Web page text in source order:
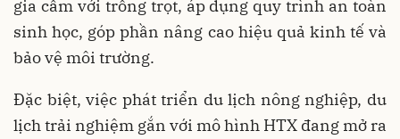
gia cầm với trồng trọt, áp dụng quy trình an toàn
sinh học, góp phần nâng cao hiệu quả kinh tế và
bảo vệ môi trường.
Đặc biệt, việc phát triển du lịch nông nghiệp, du
lịch trải nghiệm gắn với mô hình HTX đang mở ra